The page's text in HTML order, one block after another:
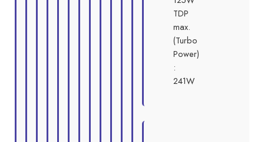
TDP
max.
(Turbo
Power)
:
241W